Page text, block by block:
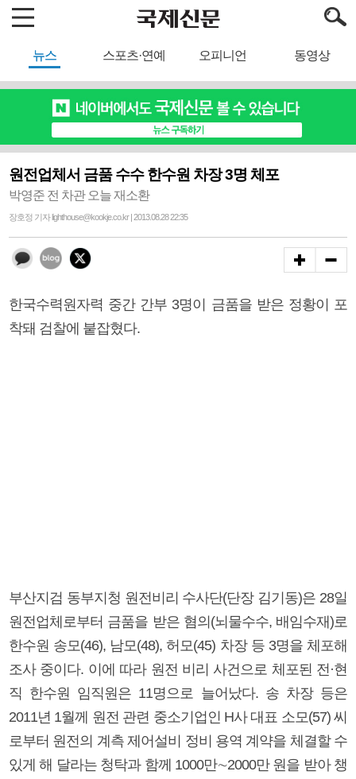
뉴스 스포츠·연예 오피니언 동영상
원전업체서 금품 수수 한수원 차장 3명 체포
박영준 전 차관 오늘 재소환
장호정 기자 lighthouse@kookje.co.kr | 2013.08.28 22:35
한국수력원자력 중간 간부 3명이 금품을 받은 정황이 포
착돼 검찰에 붙잡혔다.
부산지검 동부지청 원전비리 수사단(단장 김기동)은 28일
원전업체로부터 금품을 받은 혐의(뇌물수수, 배임수재)로
한수원 송모(46), 남모(48), 허모(45) 차장 등 3명을 체포해
조사 중이다. 이에 따라 원전 비리 사건으로 체포된 전·현
직 한수원 임직원은 11명으로 늘어났다. 송 차장 등은
2011년 1월께 원전 관련 중소기업인 H사 대표 소모(57) 씨
로부터 원전의 계측 제어설비 정비 용역 계약을 체결할 수
있게 해 달라는 청탁과 함께 1000만∼2000만 원을 받아 챙